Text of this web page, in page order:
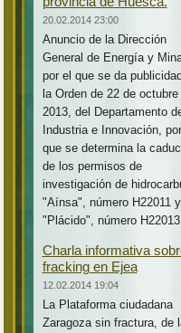
20.02.2014 23:00
Anuncio de la Dirección
General de Energía y
por el que se da
la Orden de 22 de octubre
2013, del Departamento
Industria e Innovación,
que se determina la
de los permisos de
investigación de
"Aínsa", número H22011 y
"Plácido", número
Charla informativa
fracking en Ejea
12.02.2014 19:04
La Plataforma ciudadana
Zaragoza sin fractura, de